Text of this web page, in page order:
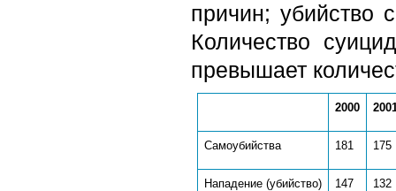
причин; убийство
Количество
превышает
2000
Самоубийства 181 175
Нападение (убийство) 147 132